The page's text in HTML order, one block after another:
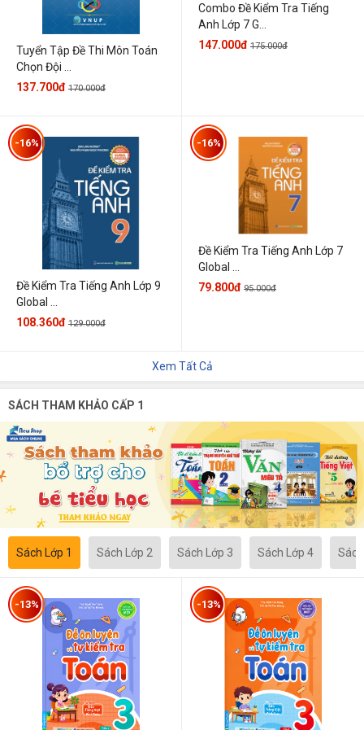
Tuyển Tập Đề Thi Môn Toán
Chọn Đội ...
137.700đ 170.000đ
Combo Đề Kiểm Tra Tiếng
Anh Lớp 7 G...
147.000đ 175.000đ
Đề Kiểm Tra Tiếng Anh Lớp 9
Global ...
-16%
108.360đ 129.000đ
Đề Kiểm Tra Tiếng Anh Lớp 7
Global ...
-16%
79.800đ 95.000đ
Xem Tất Cả
SÁCH THAM KHẢO CẤP 1
Sách Lớp 1 Sách Lớp 2 Sách Lớp 3 Sách Lớp 4
-13% -13%